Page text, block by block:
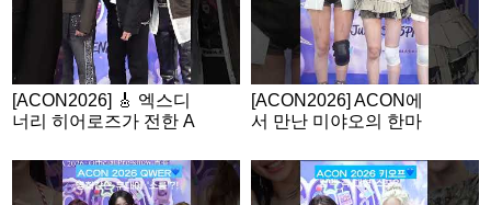
[ACON2026] 🎸 엑스디
너리 히어로즈가 전한 A
[ACON2026] ACON에
서 만난 미야오의 한마